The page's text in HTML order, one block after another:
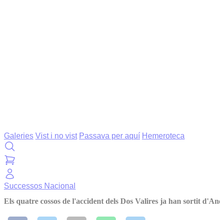
Galeries Vist i no vist Passava per aquí Hemeroteca
Successos Nacional
Els quatre cossos de l'accident dels Dos Valires ja han sortit